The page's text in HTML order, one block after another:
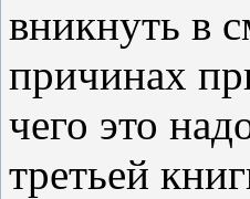
вникнуть в
причинах
чего это
третьей